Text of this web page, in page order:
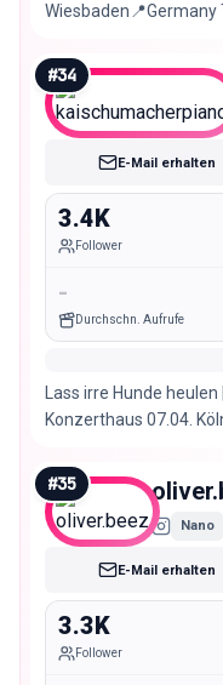
Wiesbaden📍Germany
#34
Nano
E-Mail erhalten
3.4K
Follower
-
Durchschn. Aufrufe
Lass irre Hunde
Konzerthaus 07.04.
#35
Nano
E-Mail erhalten
3.3K
Follower